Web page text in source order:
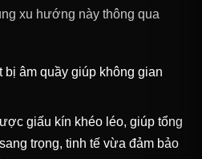
xu hướng này thông qua
bị âm quầy giúp không gian
giấu kín khéo léo, giúp tổng
trọng, tinh tế vừa đảm bảo